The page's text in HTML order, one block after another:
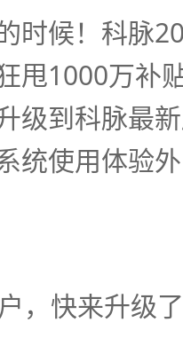
时候！科脉
甩1000万补
级到科脉最
统使用体验